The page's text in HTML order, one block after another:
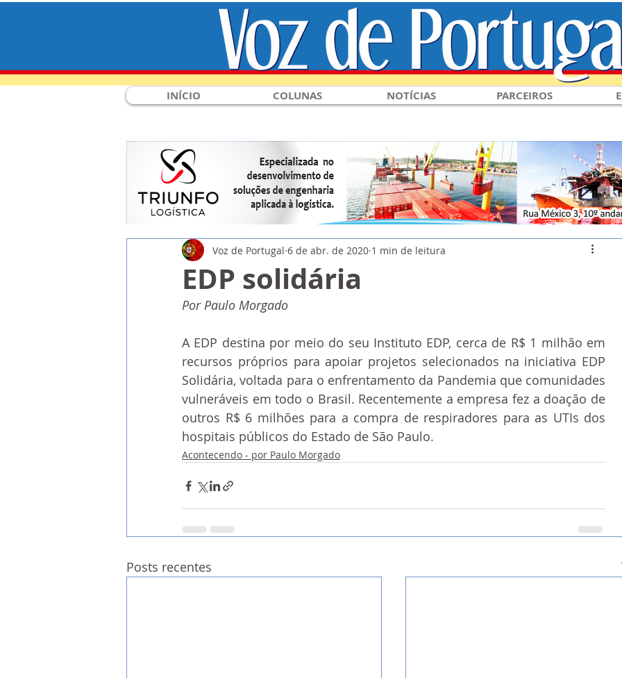
INÍCIO COLUNAS NOTÍCIAS PARCEIROS
EDP solidária
Voz de Portugal 6 de abr. de 2020 1 min de leitura
Por Paulo Morgado
A EDP destina por meio do seu Instituto EDP, cerca de R$ 1 milhão em
recursos próprios para apoiar projetos selecionados na iniciativa EDP
Solidária, voltada para o enfrentamento da Pandemia que comunidades
vulneráveis em todo o Brasil. Recentemente a empresa fez a doação de
outros R$ 6 milhões para a compra de respiradores para as UTIs dos
hospitais públicos do Estado de São Paulo.
Acontecendo - por Paulo Morgado
Posts recentes